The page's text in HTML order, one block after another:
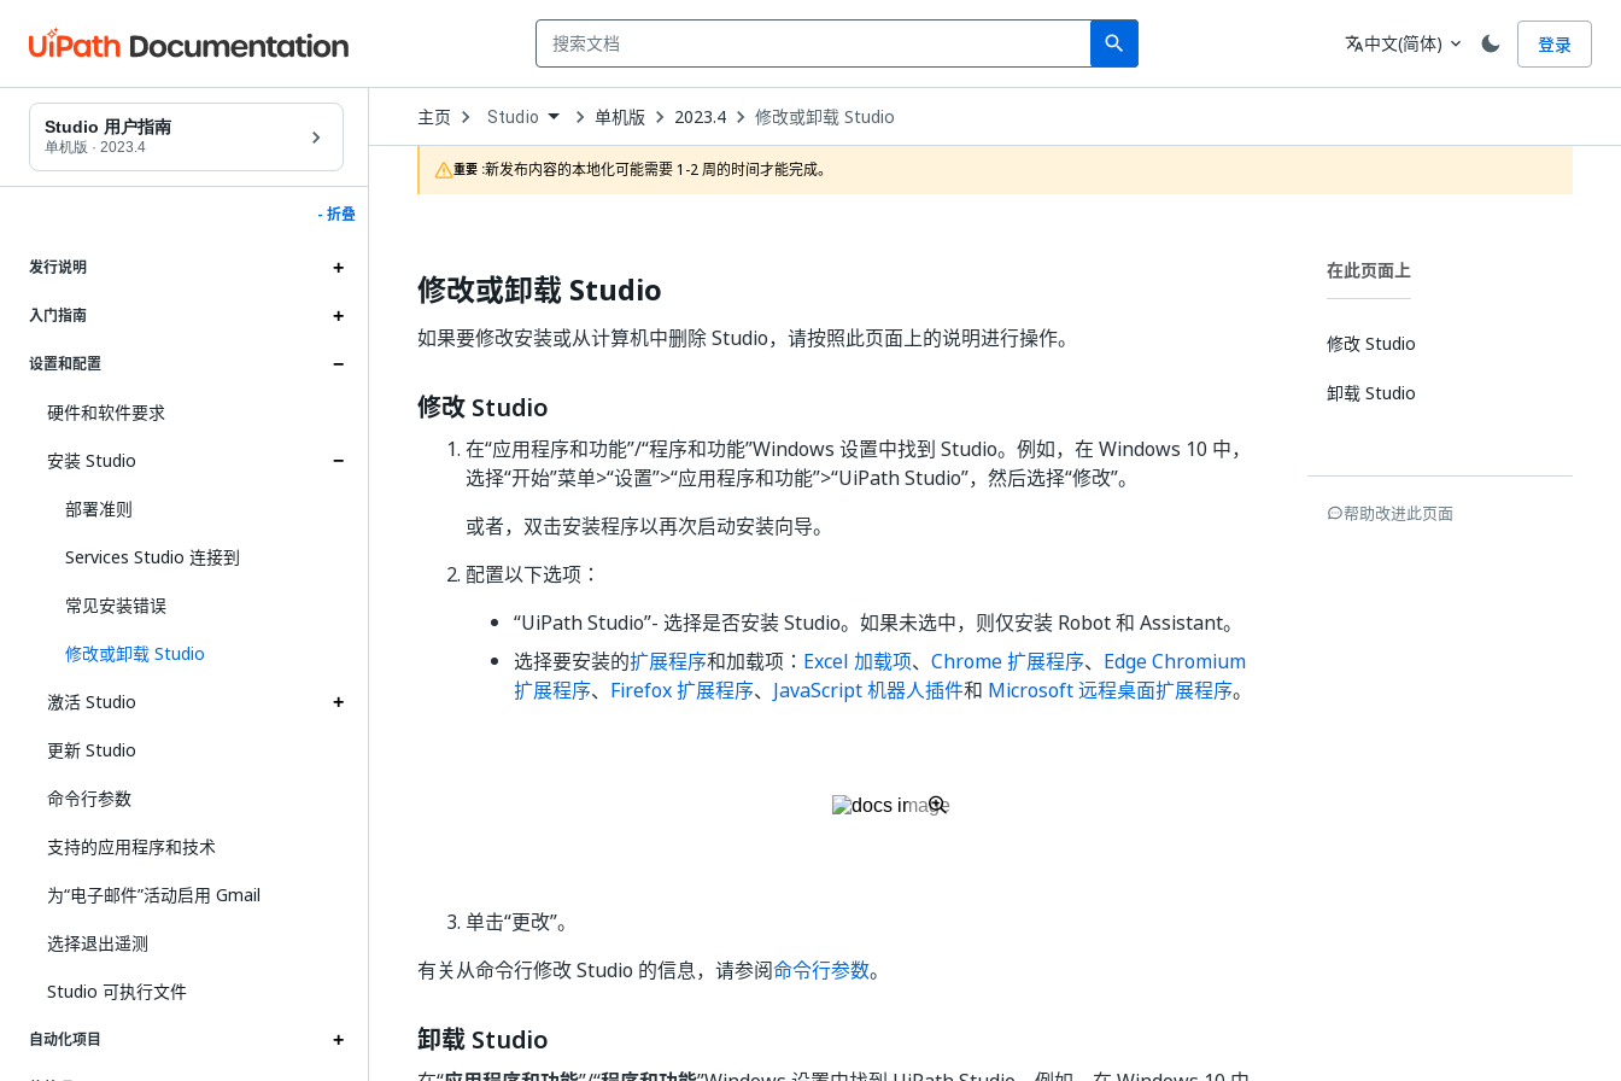
search
Search 语言
translate中文(简体) expand_more 登录
Studio 用户指南
单机版 · 2023.4
- 折叠
发行说明
入门指南
设置和配置
硬件和软件要求
安装 Studio
部署准则
Services Studio 连接到
常见安装错误
修改或卸载 Studio
激活 Studio
更新 Studio
命令行参数
支持的应用程序和技术
为“电子邮件”活动启用 Gmail
选择退出遥测
Studio 可执行文件
自动化项目
主页 Open
Dropdown
to
choose
product
Studio 单机版 2023.4 修改或卸载 Studio
重要 :新发布内容的本地化可能需要 1-2 周的时间才能完成。
修改或卸载 Studio
如果要修改安装或从计算机中删除 Studio，请按照此页面上的说明进行操作。
修改 Studio
在“应用程序和功能”/“程序和功能”Windows 设置中找到 Studio。例如，在 Windows 10 中，
选择“开始”菜单>“设置”>“应用程序和功能”>“UiPath Studio”，然后选择“修改”。
或者，双击安装程序以再次启动安装向导。
配置以下选项：
“UiPath Studio”- 选择是否安装 Studio。如果未选中，则仅安装 Robot 和 Assistant。
选择要安装的扩展程序和加载项： Excel 加载项、 Chrome 扩展程序、 Edge Chromium
扩展程序、 Firefox 扩展程序、 JavaScript 机器人插件和 Microsoft 远程桌面扩展程序。
单击“更改”。
有关从命令行修改 Studio 的信息，请参阅命令行参数。
卸载 Studio
在此页面上
修改 Studio
卸载 Studio
帮助改进此页面